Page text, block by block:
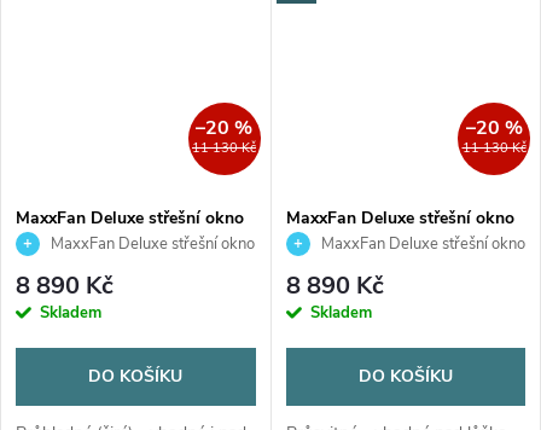
11 130 Kč
–20 %
MaxxFan Deluxe střešní okno
s ventilátorem - čiré
MaxxFan Deluxe střešní okno
s ventilátorem - čiré
8 890 Kč
Skladem
DO KOŠÍKU
11 130 Kč
–20 %
MaxxFan Deluxe střešní okno
s ventilátorem - kouřové
MaxxFan Deluxe střešní okno
s ventilátorem - kouřové
8 890 Kč
Skladem
DO KOŠÍKU